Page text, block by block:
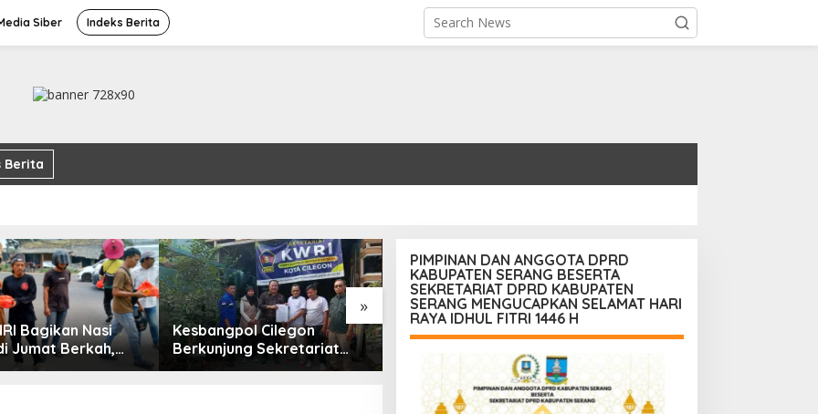
Siber Indeks Berita
Berita
»
Bagikan Nasi
Jumat Berkah,
Antusias
Kesbangpol Cilegon
Berkunjung Sekretariat
Kwri Kota Cilegon, Menjalin
Laporan
Diserahkan, Pembubaran
Panitia Milad KKPMP ke-15
Resmi Ditutup
Tim Sertifikasi Halal
PIMPINAN DAN ANGGOTA DPRD
KABUPATEN SERANG BESERTA
SEKRETARIAT DPRD KABUPATEN
SERANG MENGUCAPKAN SELAMAT HARI
RAYA IDHUL FITRI 1446 H